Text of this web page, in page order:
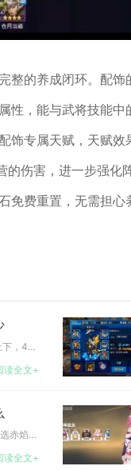
整的养成闭环。配
性，能与武将技能
饰专属天赋，天赋
的伤害，进一步强
免费重置，无需担
单人攻打3级城池总兵力储备需8000上下，4级城单人总兵力至...
读全文+
乱斗西游中阎王的宠物首选九色鹿，次选赤焰刀犬与碧水青鸾，这套...
读全文+